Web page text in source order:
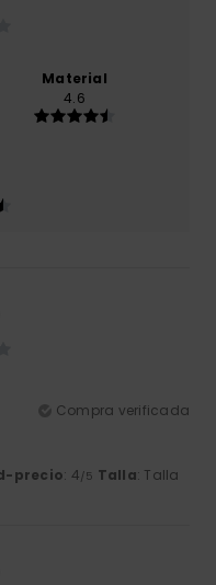
Material
4.6
Compra verificada
precio: 4/5 Talla: Talla